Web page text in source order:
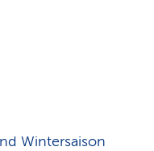
Wintersaison